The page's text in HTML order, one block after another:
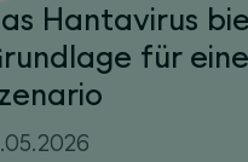
Hantavirus
für